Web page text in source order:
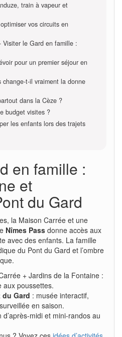
train à vapeur et
vos circuits en
le Gard en famille :
pour un premier séjour en
change-t-il vraiment la donne
dans la Cèze ?
budget visites ?
les enfants lors des trajets
en famille :
et
du Gard
la Maison Carrée et une
Nîmes Pass donne accès aux
avec des enfants. La famille
du Pont du Gard et l’ombre
+ Jardins de la Fontaine :
aux poussettes.
Gard : musée interactif,
en saison.
d’après-midi et mini-randos au